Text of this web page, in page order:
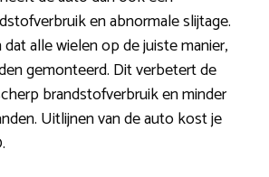
en abnormale slijtage.
alle wielen op de juiste manier,
gemonteerd. Dit verbetert de
brandstofverbruik en minder
Uitlijnen van de auto kost je